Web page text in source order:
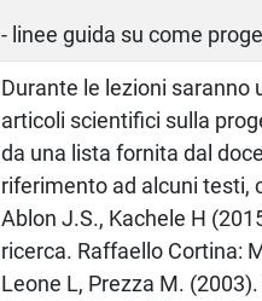
- linee guida su come
Durante le lezioni saranno
articoli scientifici sulla
da una lista fornita dal
riferimento ad alcuni testi,
Ablon J.S., Kachele H
ricerca. Raffaello Cortina:
Leone L, Prezza M.